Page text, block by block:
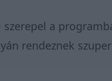
a
rendeznek